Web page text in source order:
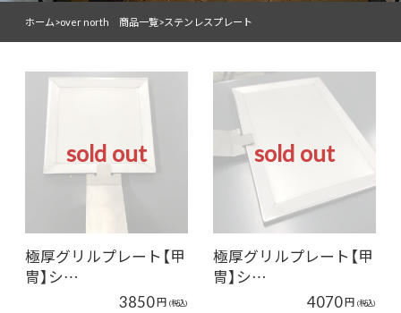
ホーム>over north 商品一覧>ステンレスプレート
sold out
極厚グリルプレート【甲
冑】シ…
3850円 (税込)
sold out
極厚グリルプレート【甲
冑】シ…
4070円 (税込)